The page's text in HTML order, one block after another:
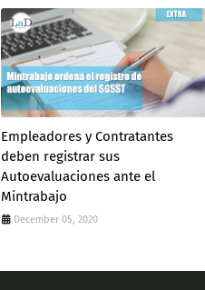
Empleadores y Contratantes
deben registrar sus
Autoevaluaciones ante el
Mintrabajo
December 05, 2020